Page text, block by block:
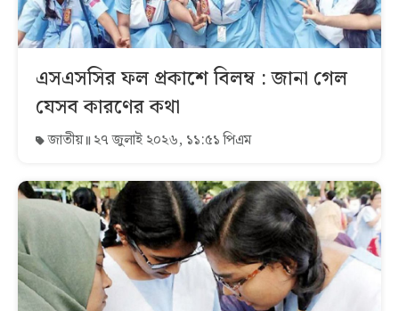
এসএসসির ফল প্রকাশে বিলম্ব : জানা গেল
যেসব কারণের কথা
জাতীয় ২৭ জুলাই ২০২৬, ১১:৫১ পিএম